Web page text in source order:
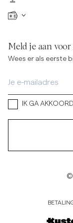
Meld je aan
Wees er als eerste
IK GA AKKOORD
©